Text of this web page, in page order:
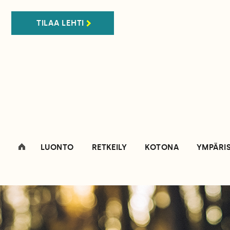
TILAA LEHTI
LUONTO RETKEILY KOTONA